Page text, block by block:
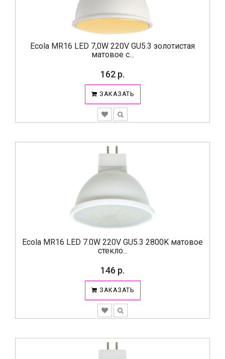
Ecola MR16 LED 7,0W 220V GU5.3 золотистая
матовое с...
162 р.
ЗАКАЗАТЬ
Ecola MR16 LED 7.0W 220V GU5.3 2800K матовое
стекло...
146 р.
ЗАКАЗАТЬ